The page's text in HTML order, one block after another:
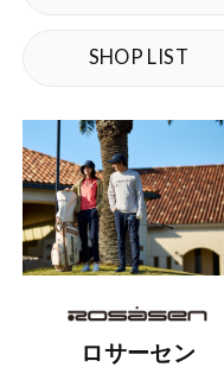
SHOP LIST
ロサーセン